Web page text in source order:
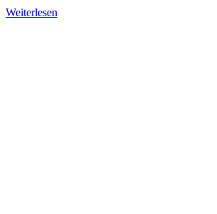
Weiterlesen